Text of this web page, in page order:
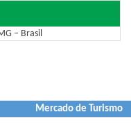
– Brasil
Mercado de Turismo